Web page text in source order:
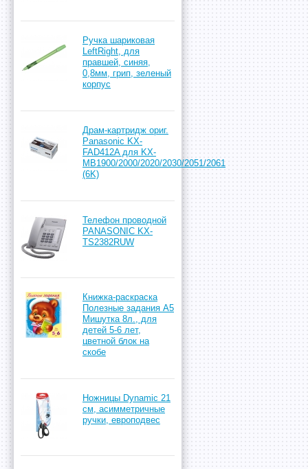
Ручка шариковая
LeftRight, для
правшей, синяя,
0,8мм, грип, зеленый
корпус
Драм-картридж ориг.
Panasonic KX-
FAD412A для KX-
MB1900/2000/2020/2030/2051/2061
(6K)
Телефон проводной
PANASONIC KX-
TS2382RUW
Книжка-раскраска
Полезные задания А5
Мишутка 8л., для
детей 5-6 лет,
цветной блок на
скобе
Ножницы Dynamic 21
см, асимметричные
ручки, европодвес